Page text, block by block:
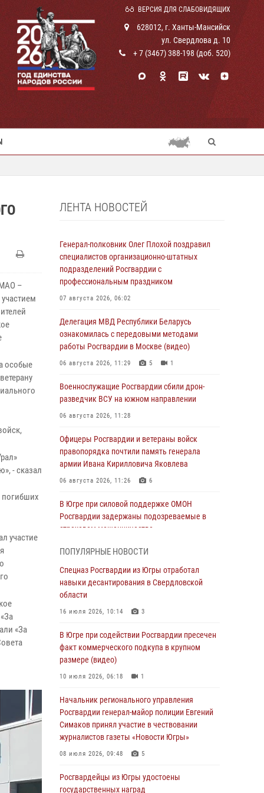
ВЕРСИЯ ДЛЯ СЛАБОВИДЯЩИХ
628012, г. Ханты-Мансийск
ул. Свердлова д. 10
+ 7 (3467) 388-198 (доб. 520)
–
особые
- сказал
погибших
участие
«За
ЛЕНТА НОВОСТЕЙ
Генерал-полковник Олег Плохой поздравил
специалистов организационно-штатных
подразделений Росгвардии с
профессиональным праздником
07 августа 2026, 06:02
Делегация МВД Республики Беларусь
ознакомилась с передовыми методами
работы Росгвардии в Москве (видео)
06 августа 2026, 11:29 5 1
Военнослужащие Росгвардии сбили дрон-
разведчик ВСУ на южном направлении
06 августа 2026, 11:28
Офицеры Росгвардии и ветераны войск
правопорядка почтили память генерала
армии Ивана Кирилловича Яковлева
06 августа 2026, 11:26 6
В Югре при силовой поддержке ОМОН
Росгвардии задержаны подозреваемые в
страховом мошенничестве
Урайский отдел вневедомственной охраны
Росгвардии отмечает 60-летний юбилей
05 августа 2026, 12:01
посвященных дню рождения генерала армии
Ивана Яковлева
05 августа 2026, 11:31
ГИБДД в выявлении нарушителей ПДД
05 августа 2026, 11:14
В Югре сотрудники вневедомственной
охраны Росгвардии пресекли более 100
неделю
ПОПУЛЯРНЫЕ НОВОСТИ
Спецназ Росгвардии из Югры отработал
навыки десантирования в Свердловской
области
16 июля 2026, 10:14 3
В Югре при содействии Росгвардии пресечен
факт коммерческого подкупа в крупном
размере (видео)
10 июля 2026, 06:18 1
Начальник регионального управления
Росгвардии генерал-майор полиции Евгений
Симаков принял участие в чествовании
журналистов газеты «Новости Югры»
08 июля 2026, 09:48 5
Росгвардейцы из Югры удостоены
государственных наград